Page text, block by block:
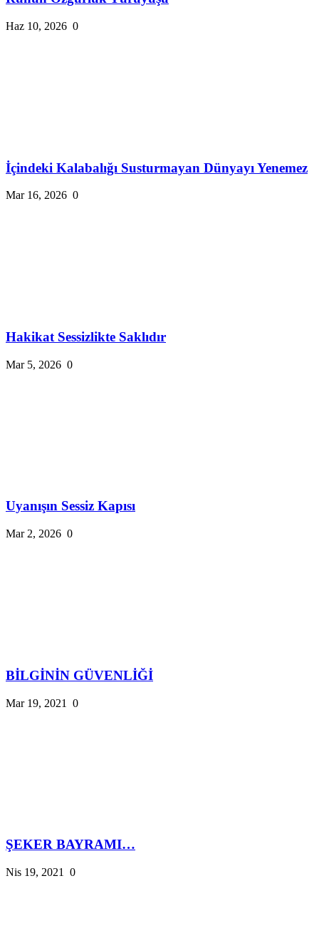
Haz 10, 2026 0
İçindeki Kalabalığı Susturmayan Dünyayı Yenemez
Mar 16, 2026 0
Hakikat Sessizlikte Saklıdır
Mar 5, 2026 0
Uyanışın Sessiz Kapısı
Mar 2, 2026 0
BİLGİNİN GÜVENLİĞİ
Mar 19, 2021 0
ŞEKER BAYRAMI…
Nis 19, 2021 0